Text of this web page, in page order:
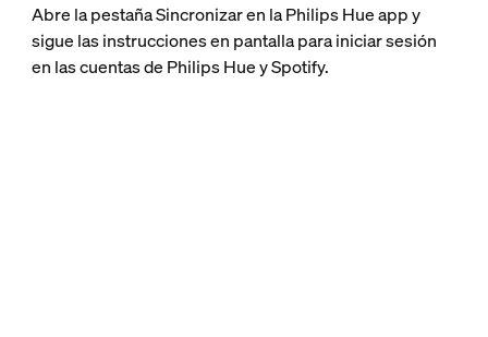
Abre la pestaña Sincronizar en la Philips Hue app y
sigue las instrucciones en pantalla para iniciar sesión
en las cuentas de Philips Hue y Spotify.